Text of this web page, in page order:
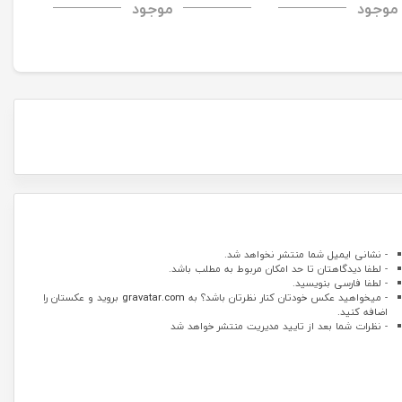
H+Pro Anti-موجود
Case
موجود
- نشانی ایمیل شما منتشر نخواهد شد.
- لطفا دیدگاهتان تا حد امکان مربوط به مطلب باشد.
- لطفا فارسی بنویسید.
- میخواهید عکس خودتان کنار نظرتان باشد؟ به gravatar.com بروید و عکستان را
اضافه کنید.
- نظرات شما بعد از تایید مدیریت منتشر خواهد شد